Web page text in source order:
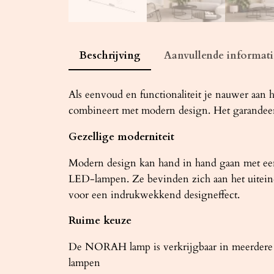
Beschrijving Aanvullende
Als eenvoud en functionaliteit je nauwer
combineert met modern design. Het
Gezellige moderniteit
Modern design kan hand in hand gaan met
LED-lampen. Ze bevinden zich aan het
voor een indrukwekkend designeffect.
Ruime keuze
De NORAH lamp is verkrijgbaar in
lampen